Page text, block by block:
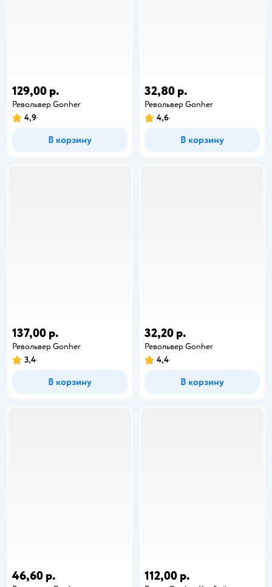
129,00 р.
Револьвер Gonher
4,9
В корзину
32,80 р.
Револьвер Gonher
4,6
В корзину
137,00 р.
Револьвер Gonher
3,4
В корзину
32,20 р.
Револьвер Gonher
4,4
В корзину
46,60 р. 112,00 р.